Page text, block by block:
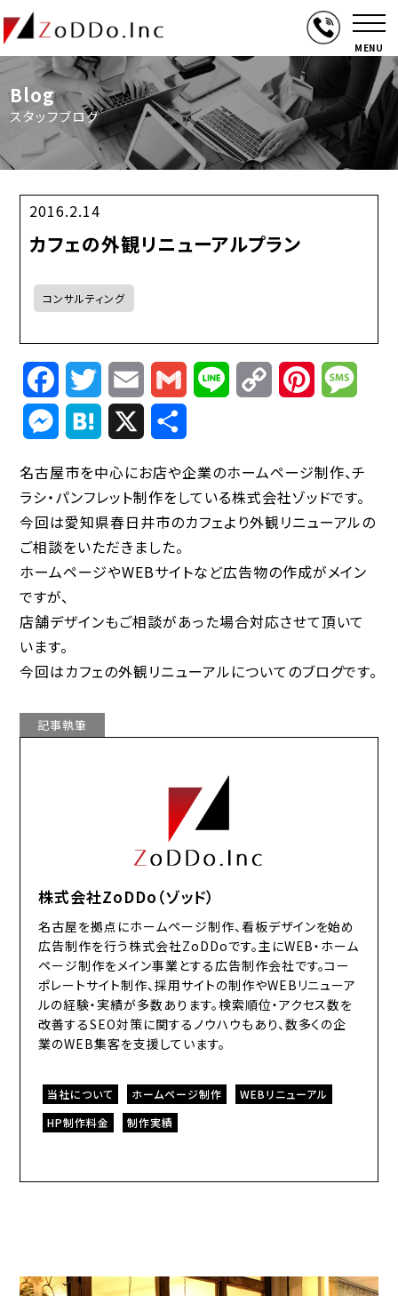
MENU
Blog
スタッフブログ
2016.2.14
カフェの外観リニューアルプラン
コンサルティング
FacebookTwitterEmail Gmail Line
Copy
Link
Pinterest
Messenger
Hatena
名古屋市を中心にお店や企業のホームページ制作、チ
ラシ・パンフレット制作をしている株式会社ゾッドです。
今回は愛知県春日井市のカフェより外観リニューアルの
ご相談をいただきました。
ホームページやWEBサイトなど広告物の作成がメイン
ですが、
店舗デザインもご相談があった場合対応させて頂いて
います。
今回はカフェの外観リニューアルについてのブログです。
記事執筆
株式会社ZoDDo（ゾッド）
名古屋を拠点にホームページ制作、看板デザインを始め
広告制作を行う株式会社ZoDDoです。主にWEB・ホーム
ページ制作をメイン事業とする広告制作会社です。コー
ポレートサイト制作、採用サイトの制作やWEBリニューア
ルの経験・実績が多数あります。検索順位・アクセス数を
改善するSEO対策に関するノウハウもあり、数多くの企
業のWEB集客を支援しています。
当社について ホームページ制作
WEBリニューアル
HP制作料金
制作実績